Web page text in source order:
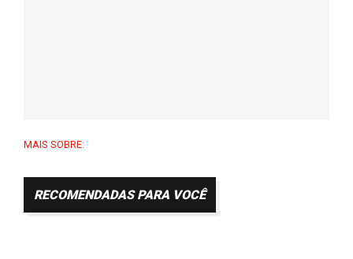
MAIS SOBRE:
RECOMENDADAS PARA VOCÊ